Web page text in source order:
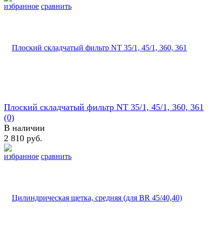
избранное сравнить
избранное сравнить
Плоский складчатый фильтр NT 35/1, 45/1, 360, 361
(0)
В наличии
2 810 руб.